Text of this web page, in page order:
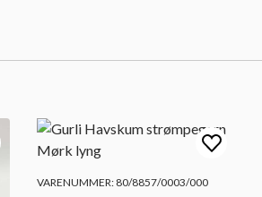
VARENUMMER: 80/8857/0003/000